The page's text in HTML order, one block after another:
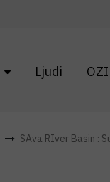
Ljudi
SAva RIver Basin :